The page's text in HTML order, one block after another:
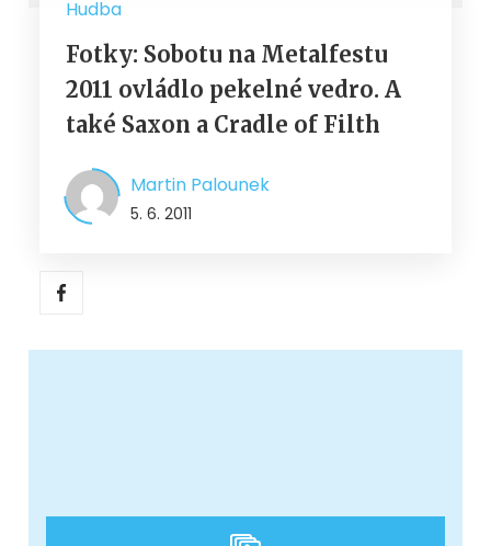
Hudba
Fotky: Sobotu na Metalfestu
2011 ovládlo pekelné vedro. A
také Saxon a Cradle of Filth
Martin Palounek
5. 6. 2011